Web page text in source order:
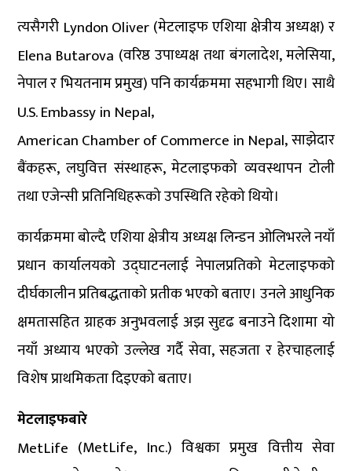
त्यसैगरी Lyndon Oliver(मेटलाइफ एशिया क्षेत्रीय अध्यक्ष) र
Elena Butarova (वरिष्ठ उपाध्यक्ष तथा बंगलादेश, मलेसिया,
नेपाल र भियतनाम प्रमुख) पनि कार्यक्रममा सहभागी थिए। साथै
U.S. Embassy in Nepal,
American Chamber of Commerce in Nepal, साझेदार
बैंकहरू, लघुवित्त संस्थाहरू, मेटलाइफको व्यवस्थापन टोली
तथा एजेन्सी प्रतिनिधिहरूको उपस्थिति रहेको थियो।
कार्यक्रममा बोल्दै एशिया क्षेत्रीय अध्यक्ष लिन्डन ओलिभरले नयाँ
प्रधान कार्यालयको उद्घाटनलाई नेपालप्रतिको मेटलाइफको
दीर्घकालीन प्रतिबद्धताको प्रतीक भएको बताए। उनले आधुनिक
क्षमतासहित ग्राहक अनुभवलाई अझ सुदृढ बनाउने दिशामा यो
नयाँ अध्याय भएको उल्लेख गर्दै सेवा, सहजता र हेरचाहलाई
विशेष प्राथमिकता दिइएको बताए।
मेटलाइफबारे
MetLife (MetLife, Inc.) विश्वका प्रमुख वित्तीय सेवा